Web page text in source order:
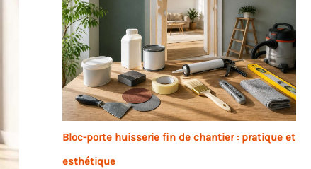
Bloc-porte huisserie fin de chantier : pratique et
esthétique